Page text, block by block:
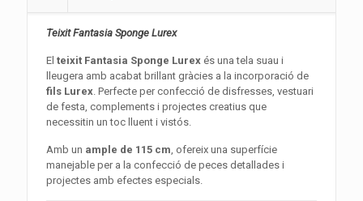
Teixit Fantasia Sponge Lurex
Elteixit Fantasia Sponge Lurex és una tela suau i
lleugera amb acabat brillant gràcies a la incorporació de
fils Lurex. Perfecte per confecció de disfresses, vestuari
de festa, complements i projectes creatius que
necessitin un toc lluent i vistós.
Amb un ample de 115 cm, ofereix una superfície
manejable per a la confecció de peces detallades i
projectes amb efectes especials.